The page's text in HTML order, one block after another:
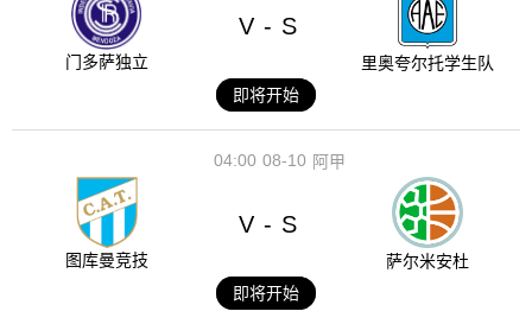
门多萨独立
V - S
里奥夸尔托学生队
即将开始
08-10
04:00 阿甲
图库曼竞技
V - S
萨尔米安杜
即将开始